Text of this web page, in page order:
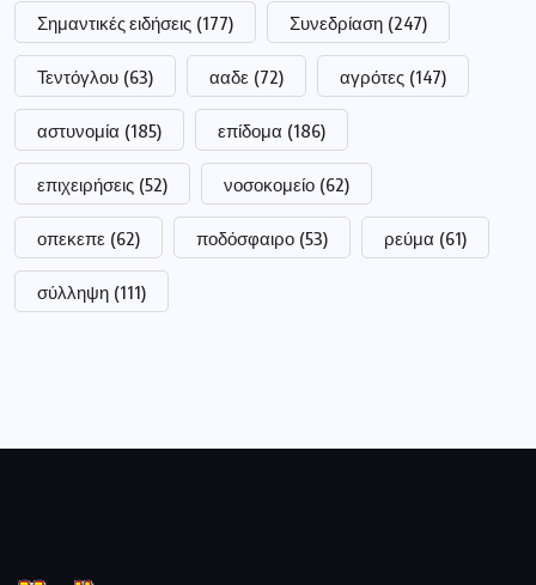
Σημαντικές ειδήσεις (177) Συνεδρίαση (247)
Τεντόγλου (63) ααδε (72) αγρότες (147)
αστυνομία (185) επίδομα (186)
επιχειρήσεις (52) νοσοκομείο (62)
οπεκεπε (62) ποδόσφαιρο (53) ρεύμα (61)
σύλληψη (111)